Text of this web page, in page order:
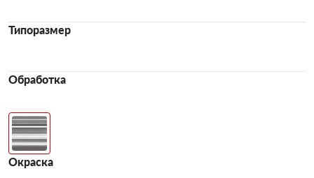
Типоразмер
Обработка
Окраска